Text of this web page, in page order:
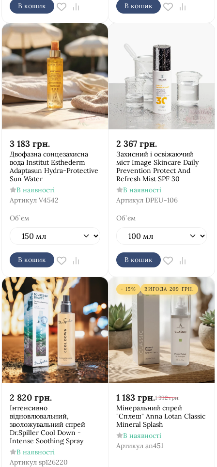
В кошик В кошик
3 183 грн.
Двофазна сонцезахисна
вода Institut Esthederm
Adaptasun Hydra-Protective
Sun Water
В наявності
Артикул V4542
Об`єм
В кошик
2 367 грн.
Захисний і освіжаючий
міст Image Skincare Daily
Prevention Protect And
Refresh Mist SPF 30
В наявності
Артикул DPEU-106
Об`єм
В кошик
2 820 грн.
Інтенсивно
відновлювальний,
зволожувальний спрей
Dr.Spiller Cool Down -
Intense Soothing Spray
В наявності
Артикул sp126220
- 15% ВИГОДА 209 ГРН.
1 183 грн.1 392 грн.
Мінеральний спрей
"Сплеш" Anna Lotan Classic
Mineral Splash
В наявності
Артикул an451